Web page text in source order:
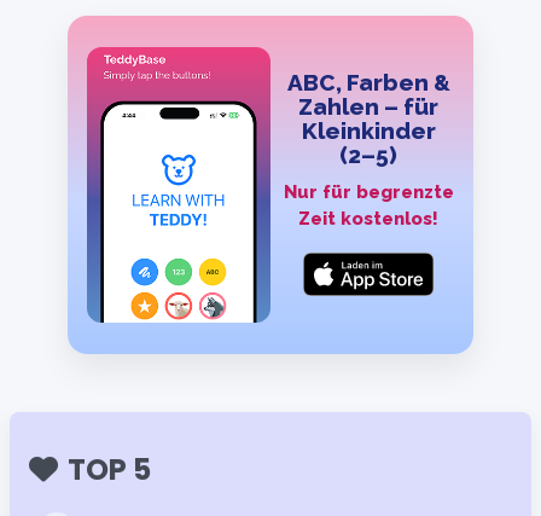
ABC, Farben &
Zahlen – für
Kleinkinder
(2–5)
Nur für begrenzte
Zeit kostenlos!
TOP 5